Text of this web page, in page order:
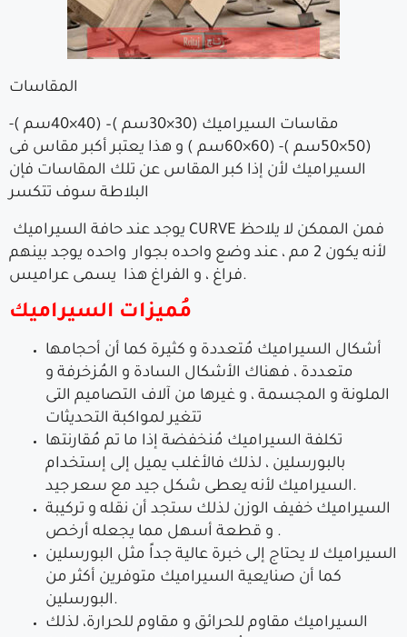
المقاسات
مقاسات السيراميك (30×30سم )– (40×40سم )-
(50×50سم )- (60×60سم ) و هذا يعتبر أكبر مقاس فى
السيراميك لأن إذا كبر المقاس عن تلك المقاسات فإن
لأنه يكون 2 مم ، عند وضع واحده بجوار واحده يوجد بينهم
فراغ ، و الفراغ هذا يسمى عراميس.
مُميزات السيراميك
أشكال السيراميك مُتعددة و كثيرة كما أن أحجامها
متعددة ، فهناك الأشكال السادة و المُزخرفة و
الملونة و المجسمة ، و غيرها من آلاف التصاميم التى
تتغير لمواكبة التحديثات
تكلفة السيراميك مُنخفضة إذا ما تم مُقارنتها
بالبورسلين ، لذلك فالأغلب يميل إلى إستخدام
السيراميك لأنه يعطى شكل جيد مع سعر جيد.
السيراميك خفيف الوزن لذلك ستجد أن نقله و تركيبة
و قطعة أسهل مما يجعله أرخص .
السيراميك لا يحتاج إلى خبرة عالية جداً مثل البورسلين
كما أن صنايعية السيراميك متوفرين أكثر من
البورسلين.
السيراميك مقاوم للحرائق و مقاوم للحرارة، لذلك